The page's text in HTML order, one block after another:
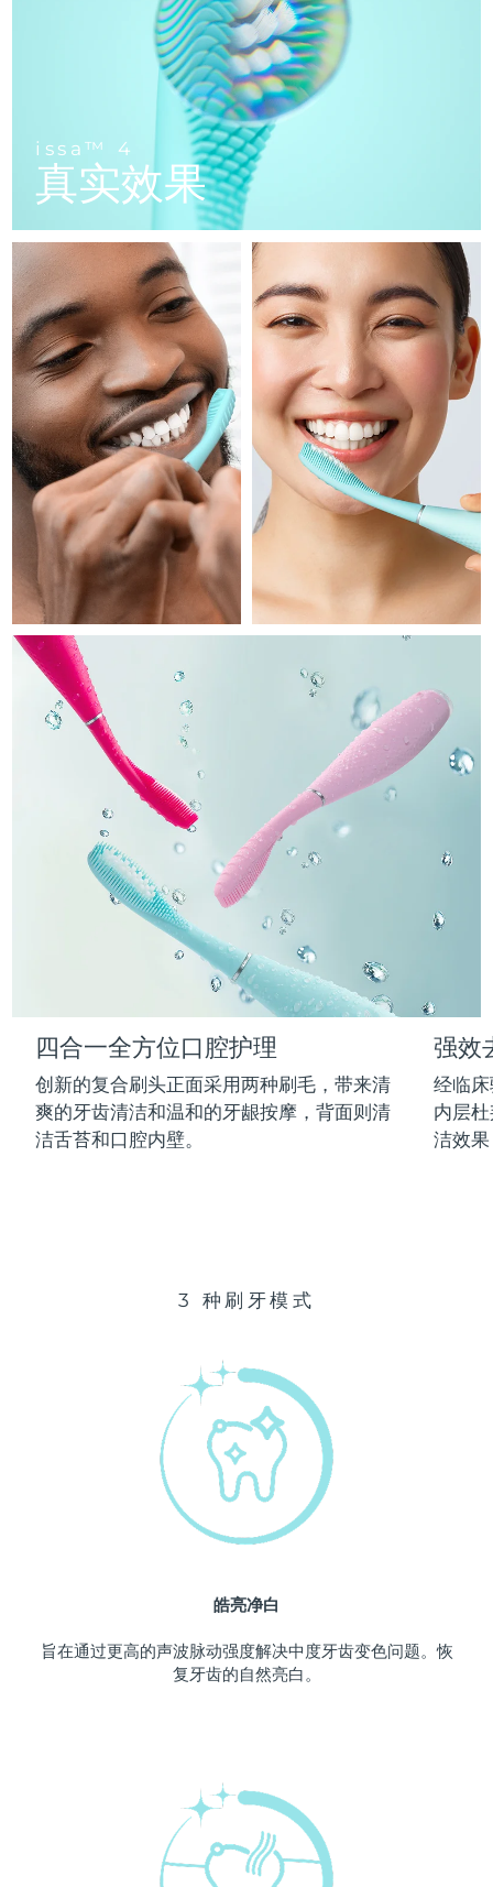
issa™ 4
真实效果
四合一全方位口腔护理
创新的复合刷头正面采用两种刷毛，带来清
爽的牙齿清洁和温和的牙龈按摩，背面则清
洁舌苔和口腔内壁。
强效
经临
内层
洁效
3 种刷牙模式
皓亮净白
旨在通过更高的声波脉动强度解决中度牙齿变色问题。恢
复牙齿的自然亮白。
LUNA™ 4 go
For travel or gym bag
LUNA™ 护肤
Premium cleansers & balm
LUNA™ 设备
All facial cleansing devices
BEAR™ 设备
All premium facelift devices
UFO™ 3 go
Portable red light therapy
面膜
Rejuvenation & hydration
UFO™ 设备
All deep facial hydration devices
issa™ 4 baby
For ages 0-3
issa™ Teeth Whitening Set
Dual LED + sonic device & 18% PAP gel
ISSA™ 设备
All silicone sonic toothbrushes
FAQ™ 102
Advanced clinical anti-aging
FAQ™ 103
Luxurious clinical anti-aging set
FAQ™ P1 Primer
Manuka honey primer
FAQ™护肤品
All FAQ™ skincare
FAQ™产品
All anti-aging treatments
FAQ™ 202
LED mask
FAQ™ 211
Anti-aging neck & décolleté LED mask
FAQ™ 221
Anti-aging LED hand mask
FAQ™护肤品
All FAQ™ skincare
FAQ™产品
All LED treatments
FAQ™ 301
LED hair strengthening scalp massager
FAQ™ Scalp Serum
Scalp recovery probiotic serum
FAQ™护肤品
All FAQ™ skincare
FAQ™产品
All hair treatments
肌肤年轻化
FAQ™ 501
Full-Spectrum Red Light Therapy
FAQ™ 502
Full-Spectrum Red Light Therapy
FAQ™ Red Light Serum
FAQ™ skincare
All FAQ™ skincare
FAQ™ products
All toning treatments
保健品
脱毛
PEACH™ 2 Pro Max
Professional IPL hair removal device
PEACH™ 2
IPL hair removal
PEACH™ 2 go
Travel-friendly IPL hair removal
PEACH™ Cooling Prep Gel
Cooling IPL hair removal gel
身体护理
BEAR™ 2 body
Microcurrent body toning
LUNA™ 4 body
Massaging body brush
SUPERCHARGED™ serum
Firming body serum
痘肌护理
ESPADA™ 2 plus
Recurring acne LED therapy
ESPADA™ 2
ESPADA™ Blemish Solution
Concentrated acne gel
ESPADA™ 设备
All acne treatment devices
眼部护理
BEAR™ 2 eyes & lips
Microcurrent line smoothing device
IRIS™ 2
眼部护肤
Advanced eye care treatment
眼部护理设备
All revitalizing eye massagers
毛孔护理
Diamond microdermabrasion .
KIWI™
Blackhead remover
KIWI™ 皮肤护理
Advanced pore care essentials
护发
2-in-1 LED scalp massager
FLIP™ play advanced
LED light hairbrush
LUNA™ Dual-Peptide Scalp
Serum
For healthy hair
牙齿美白
NEW
issa™ Teeth Whitening Set
Dual LED + sonic device & 18% PAP gel
issa™ Teeth Whitening Gel
18% PAP
男士
预计送达日期
预计送达日期
丹麦
爱沙尼亚 预计送达日期08/08/2026
芬兰 预计送达日期 08/08/2026
法国 预计送达日期08/08/2026
法属波利尼西亚 预计送达日期12/08/2026
德国 预计送达日期08/08/2026
直布罗陀 预计送达日期12/08/2026
希腊 预计送达日期08/08/2026
中国香港特别行政区 预计送达日期 09/08/2026
匈牙利 08/08/2026
冰岛 预计送达日期 09/08/2026
印度尼西亚 预计送达日期06/08/2026
预计送达日期 08/08/2026
预计送达日期 10/08/2026
预计送达日期
预计送达日期11/08/2026
泽西岛 13/08/2026
哈萨克斯坦 预计送达日期10/08/2026
中国澳门特别行政区 预计送达日期
预计送达日期
预计送达日期
预计送达日期
预计送达日期